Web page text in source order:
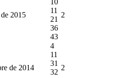
2015
11
21
36
43
2
de 2014
4
11
31
32
2